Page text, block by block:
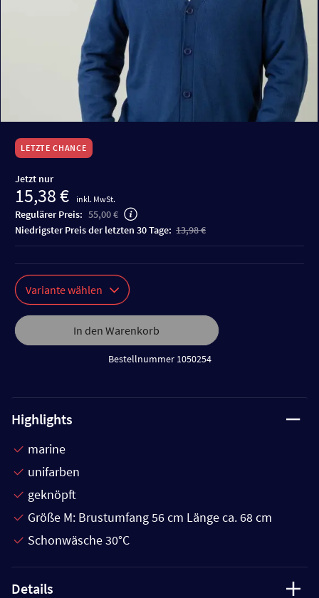
LETZTE CHANCE
Jetzt nur
15,38 € inkl. MwSt.
Regulärer Preis: 55,00 €
niedrigster Preis der letzten 30 Tage: 13,98 €
Variante wählen
In den Warenkorb
Bestellnummer 1050254
Highlights
marine
unifarben
geknöpft
Größe M: Brustumfang 56 cm Länge ca. 68 cm
Schonwäsche 30°C
Details